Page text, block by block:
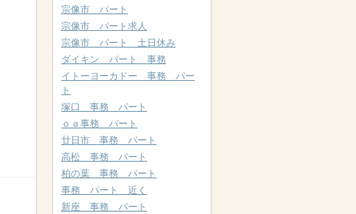
宗像市 パート
宗像市 パート求人
宗像市 パート 土日休み
ダイキン パート 事務
イトーヨーカドー 事務 パー
ト
塚口 事務 パート
ｏａ事務 パート
廿日市 事務 パート
高松 事務 パート
柏の葉 事務 パート
事務 パート 近く
新座 事務 パート